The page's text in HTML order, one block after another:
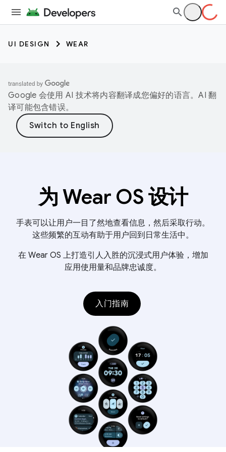
UI DESIGN WEAR
Google 会使用 AI 技术将内容翻译成您偏好的语言。AI 翻
译可能包含错误。
为 Wear OS 设计
手表可以让用户一目了然地查看信息，然后采取行动。
这些频繁的互动有助于用户回到日常生活中。
在 Wear OS 上打造引人入胜的沉浸式用户体验，增加
应用使用量和品牌忠诚度。
入门指南